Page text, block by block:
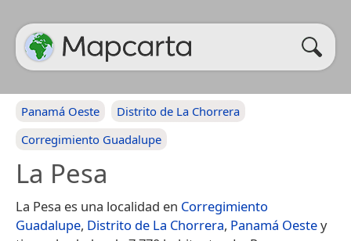
Panamá Oeste
Distrito de La Chorrera
Corregimiento Guadalupe
La Pesa
La Pesa es una localidad en Corregimiento
Guadalupe, Distrito de La Chorrera, Panamá Oestey